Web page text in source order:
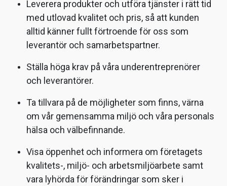
Leverera produkter och utföra tjänster i rätt tid
med utlovad kvalitet och pris, så att kunden
alltid känner fullt förtroende för oss som
leverantör och samarbetspartner.
Ställa höga krav på våra underentreprenörer
och leverantörer.
Ta tillvara på de möjligheter som finns, värna
om vår gemensamma miljö och våra personals
hälsa och välbefinnande.
Visa öppenhet och informera om företagets
kvalitets-, miljö- och arbetsmiljöarbete samt
vara lyhörda för förändringar som sker i